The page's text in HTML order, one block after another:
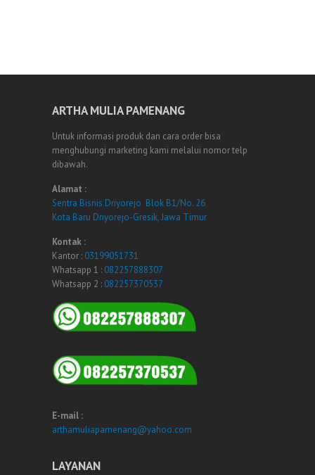
ARTHA MULIA PAMENANG
Untuk informasi produk dan cara order bisa
menghubungi marketing kami melalui nomor telp
dibawah.
Alamat :
Sentra Bisnis Driyorejo Blok B1/No. 26
Kota Baru Driyorejo-Gresik, Jawa Timur
Kontak :
Kantor : 03199051731
Whatsapp 1 : 082257888307
Whatsapp 2 : 082257370537
E-mail :
arthamuliapamenang@yahoo.com
LAYANAN